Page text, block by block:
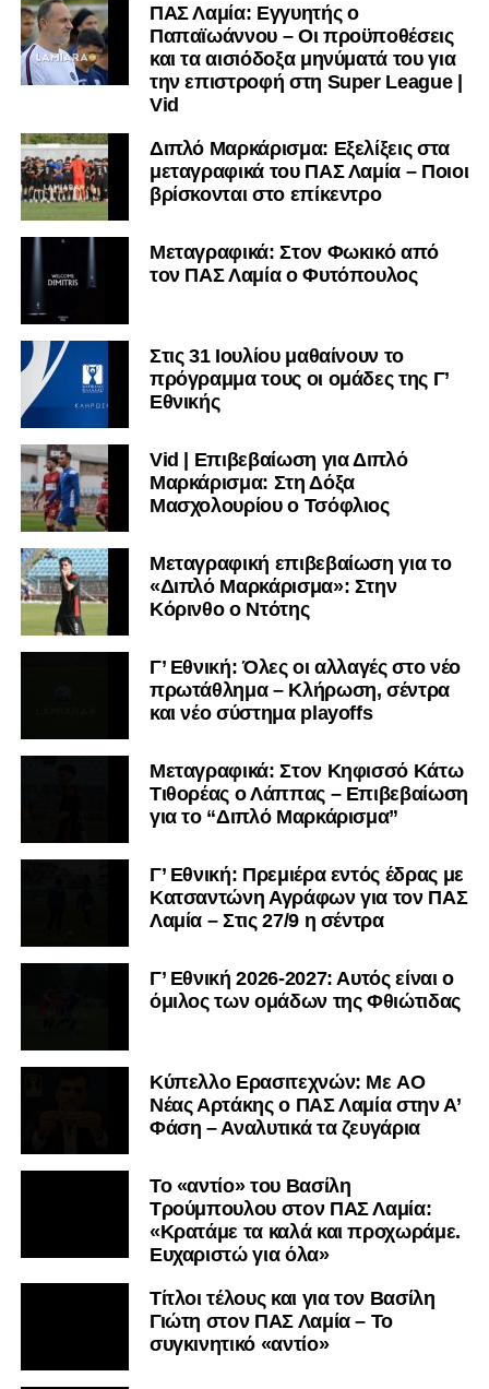
ΠΑΣ Λαμία: Εγγυητής ο
Παπαϊωάννου – Οι προϋποθέσεις
και τα αισιόδοξα μηνύματά του για
την επιστροφή στη Super League |
Vid
Διπλό Μαρκάρισμα: Εξελίξεις στα
μεταγραφικά του ΠΑΣ Λαμία – Ποιοι
βρίσκονται στο επίκεντρο
Μεταγραφικά: Στον Φωκικό από
τον ΠΑΣ Λαμία ο Φυτόπουλος
Στις 31 Ιουλίου μαθαίνουν το
πρόγραμμα τους οι ομάδες της Γ’
Εθνικής
Vid | Επιβεβαίωση για Διπλό
Μαρκάρισμα: Στη Δόξα
Μασχολουρίου ο Τσόφλιος
Μεταγραφική επιβεβαίωση για το
«Διπλό Μαρκάρισμα»: Στην
Κόρινθο ο Ντότης
Γ’ Εθνική: Όλες οι αλλαγές στο νέο
πρωτάθλημα – Κλήρωση, σέντρα
και νέο σύστημα playoffs
Μεταγραφικά: Στον Κηφισσό Κάτω
Τιθορέας ο Λάππας – Επιβεβαίωση
για το “Διπλό Μαρκάρισμα”
Γ’ Εθνική: Πρεμιέρα εντός έδρας με
Κατσαντώνη Αγράφων για τον ΠΑΣ
Λαμία – Στις 27/9 η σέντρα
Γ’ Εθνική 2026-2027: Αυτός είναι ο
όμιλος των ομάδων της Φθιώτιδας
Kύπελλο Ερασιτεχνών: Με AO
Nέας Αρτάκης ο ΠΑΣ Λαμία στην Α’
Φάση – Αναλυτικά τα ζευγάρια
Το «αντίο» του Βασίλη
Τρούμπουλου στον ΠΑΣ Λαμία:
«Κρατάμε τα καλά και προχωράμε.
Ευχαριστώ για όλα»
Τίτλοι τέλους και για τον Βασίλη
Γιώτη στον ΠΑΣ Λαμία – Το
συγκινητικό «αντίο»